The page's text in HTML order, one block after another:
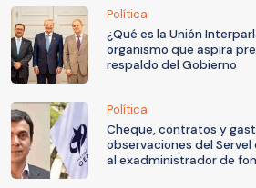
Política
¿Qué es la Unión
organismo que aspira
respaldo del Gobierno
Política
Cheque, contratos y
observaciones del
al exadministrador de